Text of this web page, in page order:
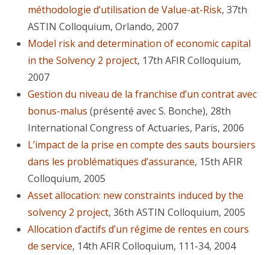
méthodologie d’utilisation de Value-at-Risk, 37th
ASTIN Colloquium, Orlando, 2007
Model risk and determination of economic capital
in the Solvency 2 project, 17th AFIR Colloquium,
2007
Gestion du niveau de la franchise d’un contrat avec
bonus-malus (présenté avec S. Bonche), 28th
International Congress of Actuaries, Paris, 2006
L’impact de la prise en compte des sauts boursiers
dans les problématiques d’assurance, 15th AFIR
Colloquium, 2005
Asset allocation: new constraints induced by the
solvency 2 project, 36th ASTIN Colloquium, 2005
Allocation d’actifs d’un régime de rentes en cours
de service, 14th AFIR Colloquium, 111-34, 2004